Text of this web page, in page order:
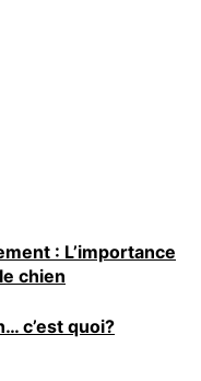
: L’importance
chien
c’est quoi?